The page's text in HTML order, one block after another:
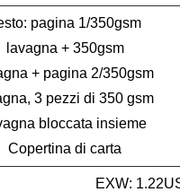
pagina 1/350gsm
lavagna + 350gsm
+ pagina 2/350gsm
3 pezzi di 350 gsm
bloccata insieme
Copertina di carta
EXW: